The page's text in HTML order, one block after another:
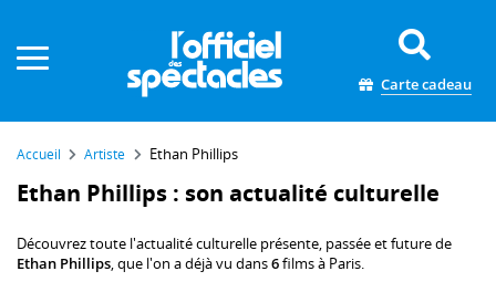
Carte cadeau
Accueil Artiste Ethan Phillips
Ethan Phillips : son actualité culturelle
Découvrez toute l'actualité culturelle présente, passée et future de
Ethan Phillips, que l'on a déjà vu dans6films à Paris.